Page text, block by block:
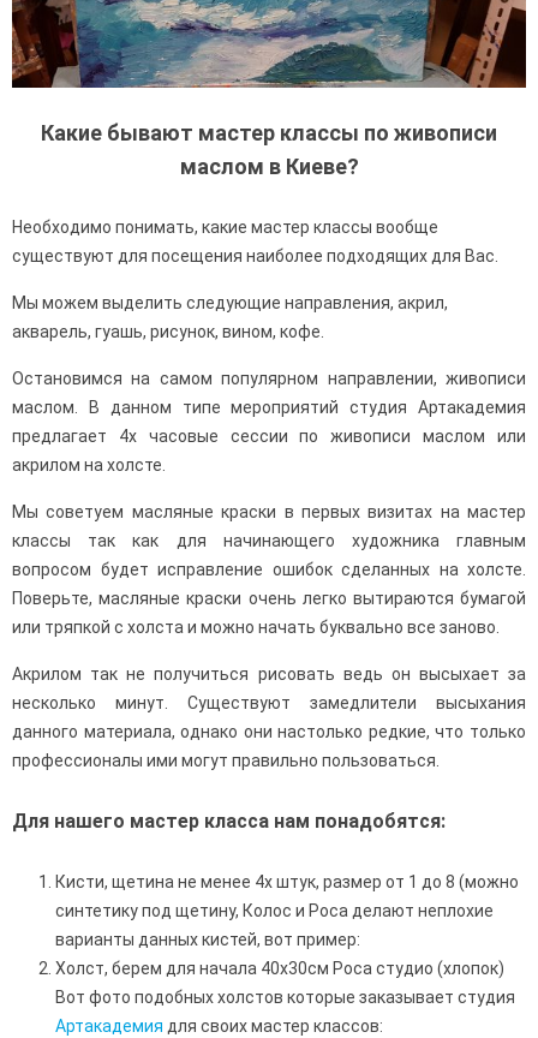
Какие бывают мастер классы по живописи
маслом в Киеве?
Необходимо понимать, какие мастер классы вообще
существуют для посещения наиболее подходящих для Вас.
Мы можем выделить следующие направления, акрил,
акварель, гуашь, рисунок, вином, кофе.
Остановимся на самом популярном направлении, живописи
маслом. В данном типе мероприятий студия Артакадемия
предлагает 4х часовые сессии по живописи маслом или
акрилом на холсте.
Мы советуем масляные краски в первых визитах на мастер
классы так как для начинающего художника главным
вопросом будет исправление ошибок сделанных на холсте.
Поверьте, масляные краски очень легко вытираются бумагой
или тряпкой с холста и можно начать буквально все заново.
Акрилом так не получиться рисовать ведь он высыхает за
несколько минут. Существуют замедлители высыхания
данного материала, однако они настолько редкие, что только
профессионалы ими могут правильно пользоваться.
Для нашего мастер класса нам понадобятся:
Кисти, щетина не менее 4х штук, размер от 1 до 8 (можно
синтетику под щетину, Колос и Роса делают неплохие
варианты данных кистей, вот пример:
Холст, берем для начала 40х30см Роса студио (хлопок)
Вот фото подобных холстов которые заказывает студия
Артакадемия для своих мастер классов: